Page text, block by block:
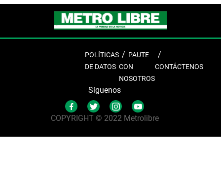
POLÍTICAS
DE DATOS
PAUTE
CON
NOSOTROS
CONTÁCTENOS
Síguenos
COPYRIGHT © 2022 Metrolibre